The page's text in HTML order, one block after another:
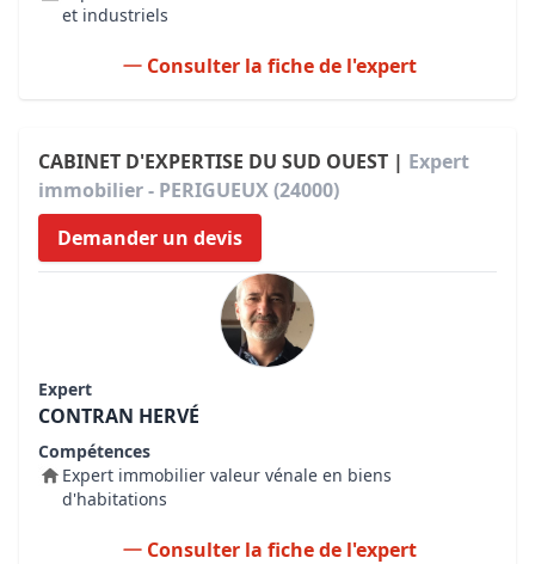
et industriels
Consulter la fiche de l'expert
CABINET D'EXPERTISE DU SUD OUEST | Expert
immobilier - PERIGUEUX (24000)
Demander un devis
Expert
CONTRAN HERVÉ
Compétences
Expert immobilier valeur vénale en biens
d'habitations
Consulter la fiche de l'expert